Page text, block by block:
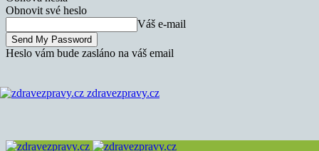
Obnovit své heslo
Váš e-mail
Heslo vám bude zasláno na váš email
zdravezpravy.cz